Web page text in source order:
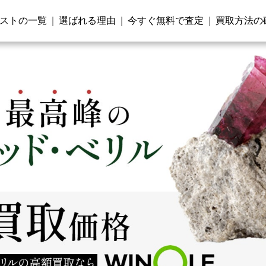
トの一覧 選ばれる理由 今すぐ無料で査定 買取方法の